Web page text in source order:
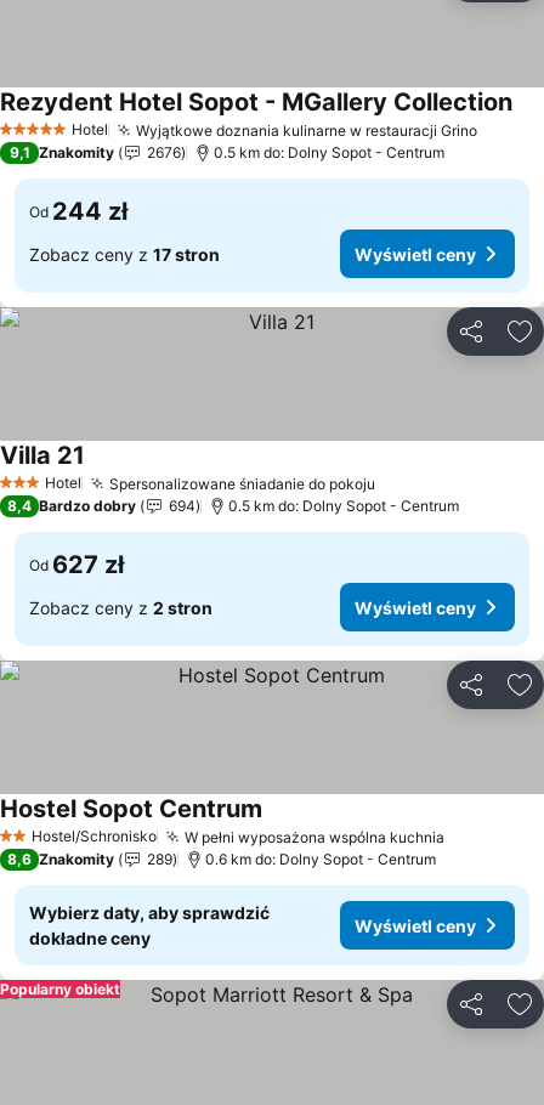
5 KategoriaHotel Wyjątkowe doznania kulinarne w restauracji Grino
Rezydent Hotel Sopot - MGallery Collection
9,1 Znakomity 2676 0.5 km do: Dolny Sopot - Centrum
Od 244 zł
Zobacz ceny z 17 stron Wyświetl ceny
3 Kategoria
Hotel Spersonalizowane śniadanie do pokoju
Villa 21
8,4 Bardzo dobry 694 0.5 km do: Dolny Sopot - Centrum
Od 627 zł
Zobacz ceny z 2 stron Wyświetl ceny
2 Kategoria
Hostel/Schronisko W pełni wyposażona wspólna kuchnia
Hostel Sopot Centrum
8,6 Znakomity 289 0.6 km do: Dolny Sopot - Centrum
Wybierz daty, aby sprawdzić
dokładne ceny
Wyświetl ceny
Popularny obiekt